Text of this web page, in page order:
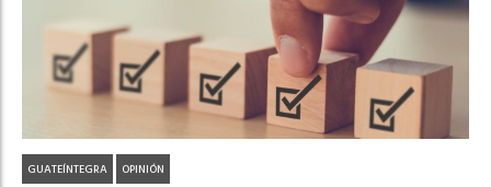
GUATEÍNTEGRA OPINIÓN